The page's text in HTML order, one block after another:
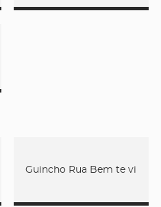
Guincho Rua Bem te vi